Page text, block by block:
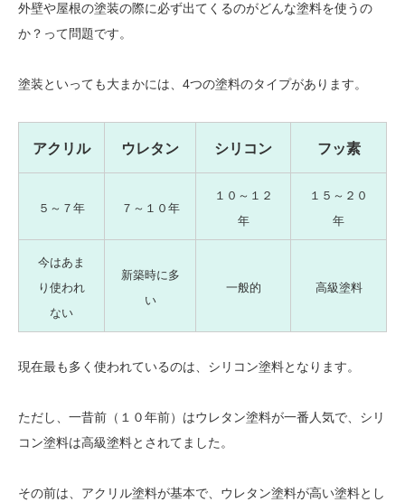
外壁や屋根の塗装の際に必ず出てくるのがどんな塗料を使うの
か？って問題です。
塗装といっても大まかには、4つの塗料のタイプがあります。
アクリル ウレタン シリコン フッ素
５～７年 ７～１０年
１０～１２
年
１５～２０
年
今はあま
り使われ
ない
新築時に多
い
一般的 高級塗料
現在最も多く使われているのは、シリコン塗料となります。
ただし、一昔前（１０年前）はウレタン塗料が一番人気で、シリ
コン塗料は高級塗料とされてました。
その前は、アクリル塗料が基本で、ウレタン塗料が高い塗料とし